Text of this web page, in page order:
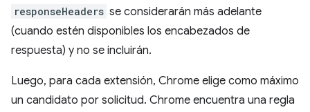
responseHeaders se considerarán más adelante
(cuando estén disponibles los encabezados de
respuesta) y no se incluirán.
Luego, para cada extensión, Chrome elige como máximo
un candidato por solicitud. Chrome encuentra una regla